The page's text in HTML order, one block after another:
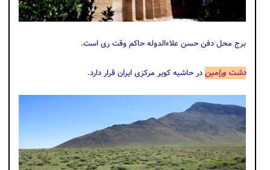
برج محل دفن حسن علاءالدوله حاکم وقت ری است.
دشت ورامیندر حاشیه کویر مرکزی ایران قرار دارد.